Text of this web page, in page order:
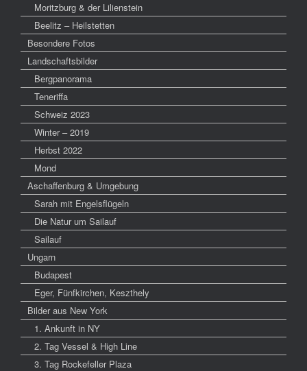
Moritzburg & der Lilienstein
Beelitz – Heilstetten
Besondere Fotos
Landschaftsbilder
Bergpanorama
Teneriffa
Schweiz 2023
Winter – 2019
Herbst 2022
Mond
Aschaffenburg & Umgebung
Sarah mit Engelsflügeln
Die Natur um Sailauf
Sailauf
Ungarn
Budapest
Eger, Fünfkirchen, Keszthely
Bilder aus New York
1. Ankunft in NY
2. Tag Vessel & High Line
3. Tag Rockefeller Plaza